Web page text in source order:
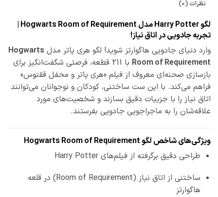
نظرات (0)
لگو Harry Potter مدل Hogwarts Room of Requirement |
تجربه جادویی در اتاق نیاز!
وارد دنیای جادویی هاگوارتز شوید! لگو هری پاتر مدلHogwarts
Room of Requirement
با 211 قطعه، فرصتی شگفت‌انگیز برای
بازسازی صحنه‌ای معروف از فیلم «هری پاتر و محفل ققنوس»
فراهم می‌کند. با این ست ساختنی، کودکان و نوجوانان می‌توانند
اتاق نیاز را با جزییات دقیق بسازند و شخصیت‌های مورد
علاقه‌شان را به ماجراجویی جادویی بفرستند.
ویژگی‌های شاخص لگو Hogwarts Room of Requirement
طراحی دقیق برگرفته از فیلم‌های Harry Potter
ساختنی از اتاق نیاز (Room of Requirement) در قلعه
هاگوارتز